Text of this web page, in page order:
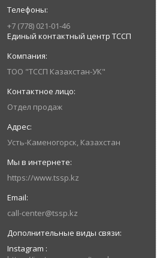
+7 (778) 021-01-46
Единый контактный центр ТССП
ТОО "ТССП Казахстан-УК"
Отдел продаж
Усть-Каменогорск, Казахстан
https://www.tssp.kz
call-center@tssp.kz
Instagram